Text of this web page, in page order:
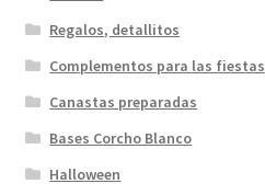
Regalos, detallitos
Complementos para las fiestas
Canastas preparadas
Bases Corcho Blanco
Halloween